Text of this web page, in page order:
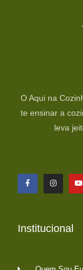
O Aqui na
te ensinar a
leva
Institucional